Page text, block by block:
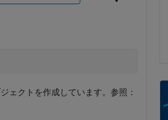
ェクトを作成しています。参照：